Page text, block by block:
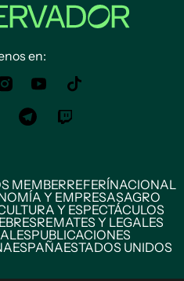
en:
MEMBERREFERÍNACIONAL
Y EMPRESASAGRO
Y ESPECTÁCULOS
REMATES Y LEGALES
PUBLICACIONES
ESPAÑAESTADOS UNIDOS